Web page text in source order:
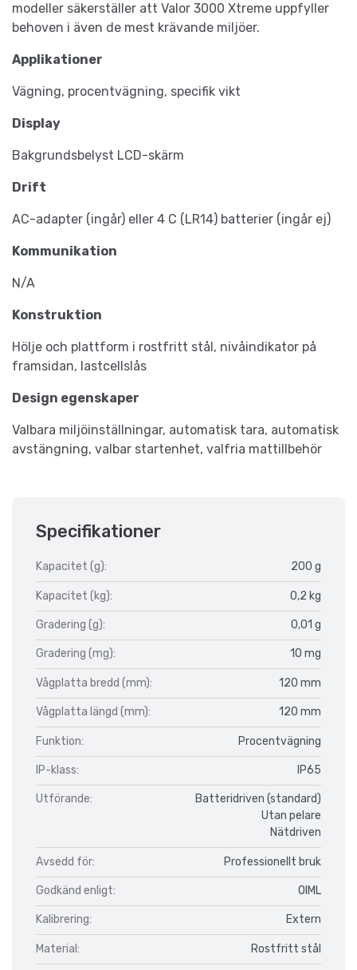
modeller säkerställer att Valor 3000 Xtreme uppfyller
behoven i även de mest krävande miljöer.
Applikationer
Vägning, procentvägning, specifik vikt
Display
Bakgrundsbelyst LCD-skärm
Drift
AC-adapter (ingår) eller 4 C (LR14) batterier (ingår ej)
Kommunikation
N/A
Konstruktion
Hölje och plattform i rostfritt stål, nivåindikator på
framsidan, lastcellslås
Design egenskaper
Valbara miljöinställningar, automatisk tara, automatisk
avstängning, valbar startenhet, valfria mattillbehör
Specifikationer
Kapacitet (g): 200 g
Kapacitet (kg): 0,2 kg
Gradering (g): 0,01 g
Gradering (mg): 10 mg
Vågplatta bredd (mm): 120 mm
Vågplatta längd (mm): 120 mm
Funktion: Procentvägning
IP-klass: IP65
Utförande:
Batteridriven (standard)
Utan pelare
Nätdriven
Avsedd för: Professionellt bruk
Godkänd enligt: OIML
Kalibrering: Extern
Material: Rostfritt stål